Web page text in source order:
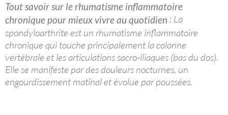
Tout savoir sur le rhumatisme inflammatoire
chronique pour mieux vivre au quotidien : La
spondyloarthrite est un rhumatisme inflammatoire
chronique qui touche principalement la colonne
vertébrale et les articulations sacro-iliaques (bas du dos).
Elle se manifeste par des douleurs nocturnes, un
engourdissement matinal et évolue par poussées.